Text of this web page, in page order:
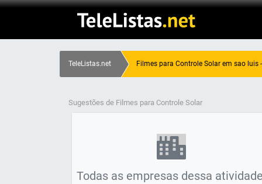
TeleListas.net Filmes para Controle Solar em sao luis
Sugestões de Filmes para Controle Solar
Todas as empresas dessa